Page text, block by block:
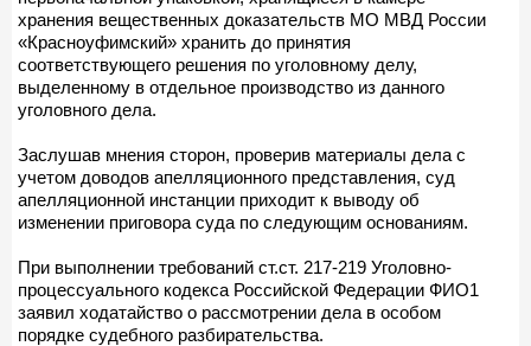
хранения вещественных доказательств МО МВД России
«Красноуфимский» хранить до принятия
соответствующего решения по уголовному делу,
выделенному в отдельное производство из данного
уголовного дела.
Заслушав мнения сторон, проверив материалы дела с
учетом доводов апелляционного представления, суд
апелляционной инстанции приходит к выводу об
изменении приговора суда по следующим основаниям.
При выполнении требований ст.ст. 217-219 Уголовно-
процессуального кодекса Российской Федерации ФИО1
заявил ходатайство о рассмотрении дела в особом
порядке судебного разбирательства.